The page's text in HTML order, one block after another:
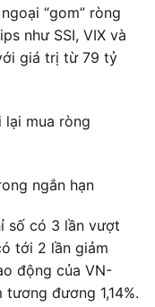
“gom” ròng
như SSI, VIX và
giá trị từ 79 tỷ
lại mua ròng
ngắn hạn
số có 3 lần vượt
tới 2 lần giảm
động của VN-
đương 1,14%.